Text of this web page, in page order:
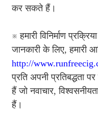
कर सकते हैं।
※ हमारी विनिर्माण
जानकारी के लिए, हमारी
http://
प्रति अपनी प्रतिबद्धता
हैं जो नवाचार,
हैं।